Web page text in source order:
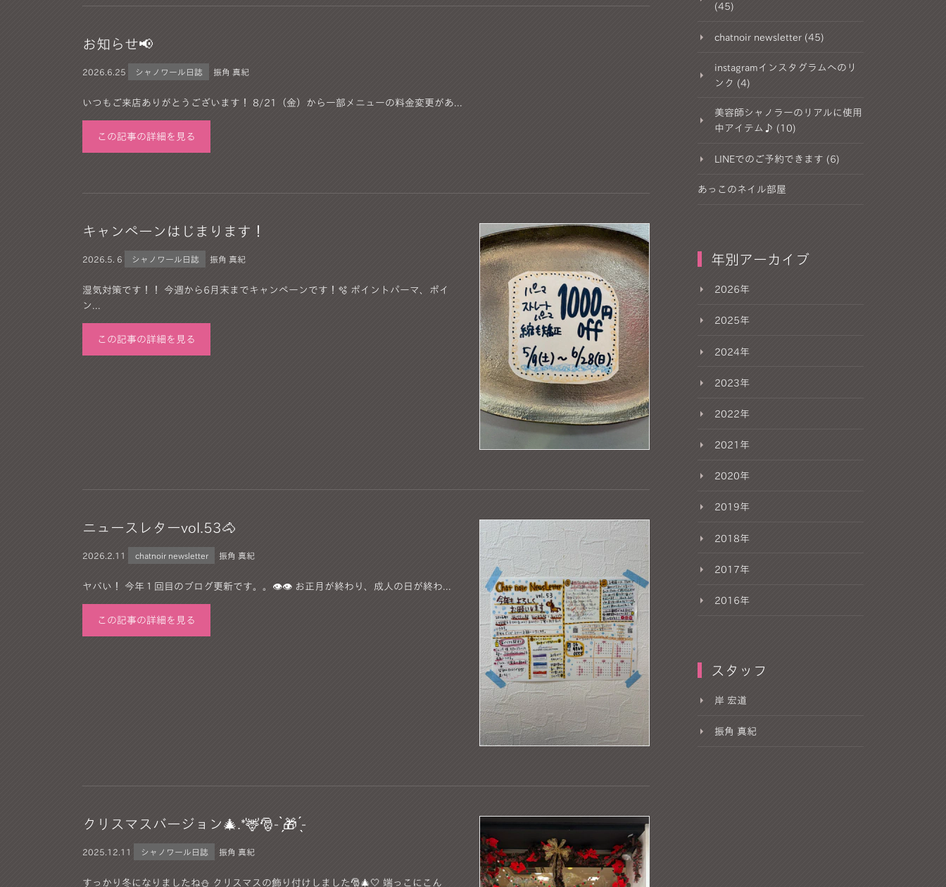
お知らせ📢
2026. 6.25 シャノワール日誌 振角 真紀
いつもご来店ありがとうございます！ 8/21（金）から一部メニューの料金変更があ...
この記事の詳細を見る
キャンペーンはじまります！
2026. 5. 6 シャノワール日誌 振角 真紀
湿気対策です！！ 今週から6月末までキャンペーンです！🫧 ポイントパーマ、ポイ
ン...
この記事の詳細を見る
ニュースレターvol.53🐴
2026. 2.11 chatnoir newsletter 振角 真紀
ヤバい！ 今年１回目のブログ更新です。。👁️👁️ お正月が終わり、成人の日が終わ...
この記事の詳細を見る
クリスマスバージョン🎄.*🦌🎅- ̗̀🎁 ̖́-
2025. 12.11 シャノワール日誌 振角 真紀
すっかり冬になりましたね⛄️ クリスマスの飾り付けしました🎅🎄🤍 端っこにこん
(45)
chatnoir newsletter (45)
instagramインスタグラムへのリ
ンク (4)
美容師シャノラーのリアルに使用
中アイテム♪ (10)
LINEでのご予約できます (6)
あっこのネイル部屋
年別アーカイブ
2026年
2025年
2024年
2023年
2022年
2021年
2020年
2019年
2018年
2017年
2016年
スタッフ
岸 宏道
振角 真紀